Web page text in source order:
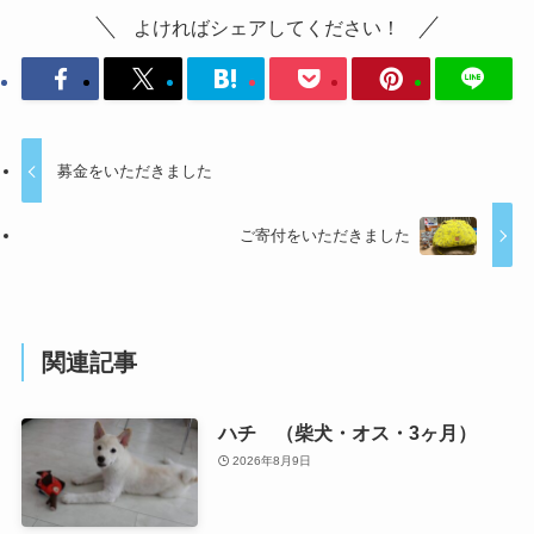
よければシェアしてください！
募金をいただきました
ご寄付をいただきました
関連記事
ハチ （柴犬・オス・3ヶ月）
2026年8月9日